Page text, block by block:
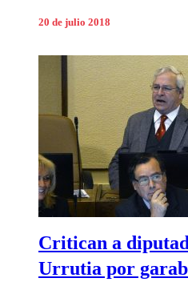
20 de julio 2018
Critican a
Urrutia por